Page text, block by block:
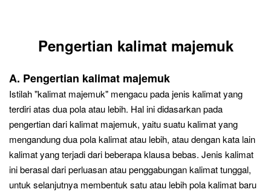
Pengertian kalimat majemuk
A. Pengertian kalimat majemuk
Istilah "kalimat majemuk" mengacu pada jenis kalimat yang
terdiri atas dua pola atau lebih. Hal ini didasarkan pada
pengertian dari kalimat majemuk, yaitu suatu kalimat yang
mengandung dua pola kalimat atau lebih, atau dengan kata lain
kalimat yang terjadi dari beberapa klausa bebas. Jenis kalimat
ini berasal dari perluasan atau penggabungan kalimat tunggal,
untuk selanjutnya membentuk satu atau lebih pola kalimat baru